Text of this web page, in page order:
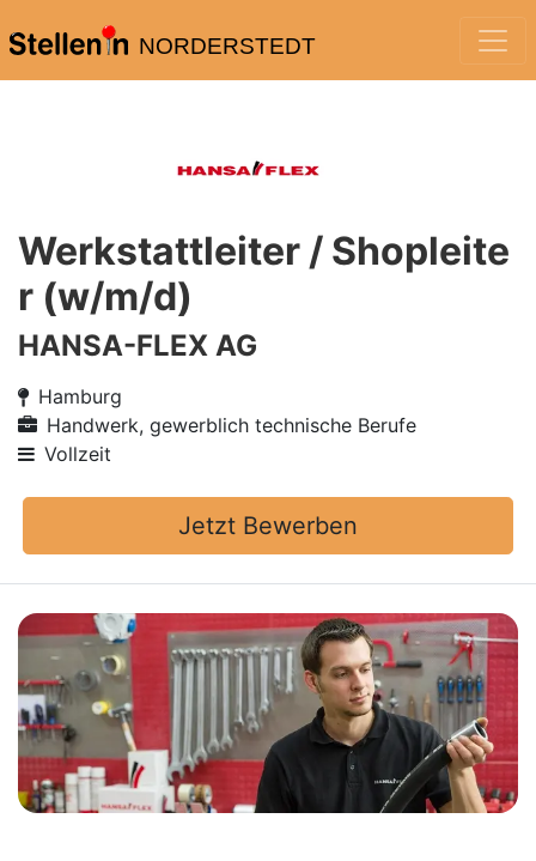
NORDERSTEDT
Werkstattleiter / Shopleite
r (w/m/d)
HANSA-FLEX AG
Hamburg
Handwerk, gewerblich technische Berufe
Vollzeit
Jetzt Bewerben